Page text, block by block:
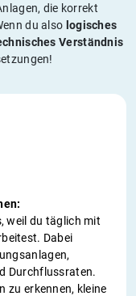
die korrekt
du also logisches
Verständnis
weil du täglich mit
Dabei
Durchflussraten.
zu erkennen, kleine